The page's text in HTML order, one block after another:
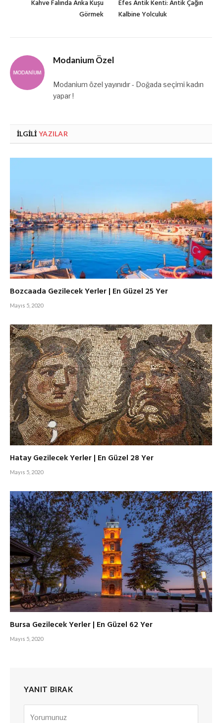
Kahve Falında Anka Kuşu
Görmek
Efes Antik Kenti: Antik Çağın
Kalbine Yolculuk
Modanium Özel
Modanium özel yayınıdır - Doğada seçimi kadın
yapar !
İLGILI YAZILAR
Bozcaada Gezilecek Yerler | En Güzel 25 Yer
Mayıs 5, 2020
Hatay Gezilecek Yerler | En Güzel 28 Yer
Mayıs 5, 2020
Bursa Gezilecek Yerler | En Güzel 62 Yer
Mayıs 5, 2020
YANIT BIRAK